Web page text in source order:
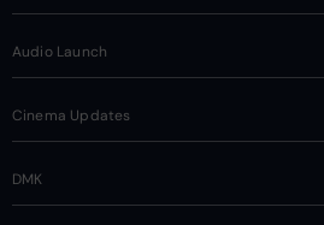
Audio Launch
Cinema Updates
DMK